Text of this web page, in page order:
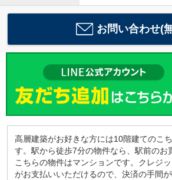
お問い合わせ(
高層建築がお好きな方には10階建てのこ
す。駅から徒歩7分の物件なら、駅前のお
こちらの物件はマンションです。クレジ
がお支払いいただけるので、決済の手間